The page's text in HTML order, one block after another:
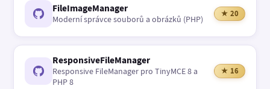
FileImageManager
Moderní správce souborů a obrázků (PHP)
★ 20
ResponsiveFileManager
Responsive FileManager pro TinyMCE 8 a
PHP 8
★ 16